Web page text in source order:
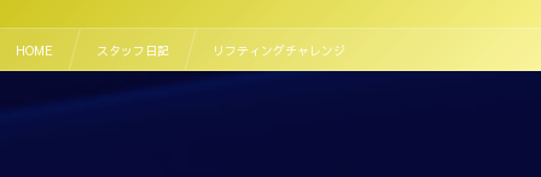
HOME スタッフ日記 リフティングチャレンジ